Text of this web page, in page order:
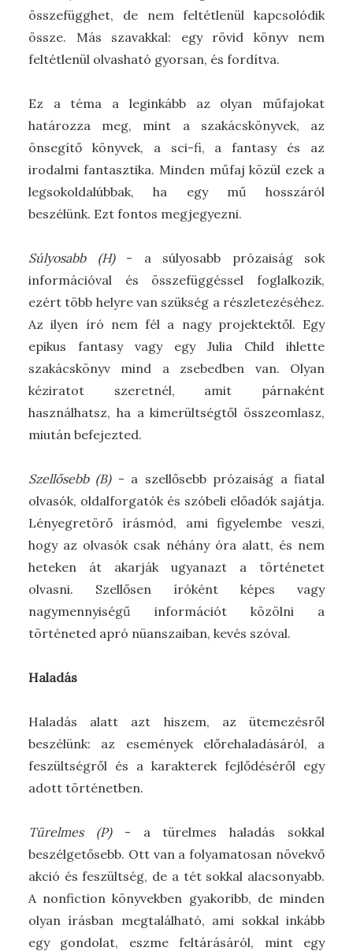
összefügghet, de nem feltétlenül kapcsolódik
össze. Más szavakkal: egy rövid könyv nem
feltétlenül olvasható gyorsan, és fordítva.
Ez a téma a leginkább az olyan műfajokat
határozza meg, mint a szakácskönyvek, az
önsegítő könyvek, a sci-fi, a fantasy és az
irodalmi fantasztika. Minden műfaj közül ezek a
legsokoldalúbbak, ha egy mű hosszáról
beszélünk. Ezt fontos megjegyezni.
Súlyosabb (H)- a súlyosabb prózaiság sok
információval és összefüggéssel foglalkozik,
ezért több helyre van szükség a részletezéséhez.
Az ilyen író nem fél a nagy projektektől. Egy
epikus fantasy vagy egy Julia Child ihlette
szakácskönyv mind a zsebedben van. Olyan
kéziratot szeretnél, amit párnaként
használhatsz, ha a kimerültségtől összeomlasz,
miután befejezted.
Szellősebb (B)- a szellősebb prózaiság a fiatal
olvasók, oldalforgatók és szóbeli előadók sajátja.
Lényegretörő írásmód, ami figyelembe veszi,
hogy az olvasók csak néhány óra alatt, és nem
heteken át akarják ugyanazt a történetet
olvasni. Szellősen íróként képes vagy
nagymennyiségű információt közölni a
történeted apró nüanszaiban, kevés szóval.
Haladás
Haladás alatt azt hiszem, az ütemezésről
beszélünk: az események előrehaladásáról, a
feszültségről és a karakterek fejlődéséről egy
adott történetben.
Türelmes (P)- a türelmes haladás sokkal
beszélgetősebb. Ott van a folyamatosan növekvő
akció és feszültség, de a tét sokkal alacsonyabb.
A nonfiction könyvekben gyakoribb, de minden
olyan írásban megtalálható, ami sokkal inkább
egy gondolat, eszme feltárásáról, mint egy